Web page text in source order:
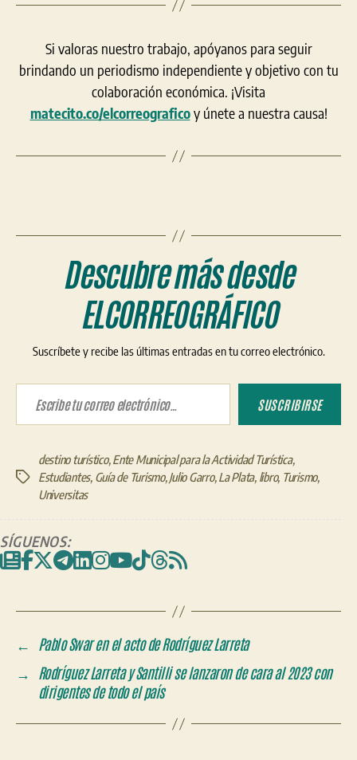
Si valoras nuestro trabajo, apóyanos para seguir
brindando un periodismo independiente y objetivo con tu
colaboración económica. ¡Visita
matecito.co/elcorreograficoy únete a nuestra causa!
Descubre más desde
ELCORREOGRÁFICO
Suscríbete y recibe las últimas entradas en tu correo electrónico.
Escribe tu correo electrónico…
SUSCRIBIRSE
Etiquetas
destino turístico,Ente Municipal para la Actividad Turística,
Estudiantes, Guía de Turismo,Julio Garro,La Plata, libro, Turismo,
Universitas
SÍGUENOS:
← Pablo Swar en el acto de Rodríguez Larreta
→ Rodríguez Larreta y Santilli se lanzaron de cara al 2023 con
dirigentes de todo el país